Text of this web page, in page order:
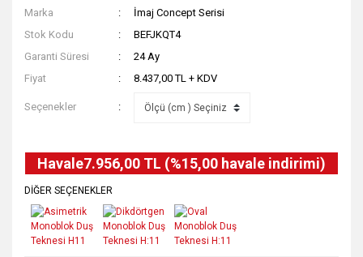
Marka
İmaj Concept Serisi
Stok Kodu
BEFJKQT4
Garanti Süresi
24 Ay
Fiyat
8.437,00 TL + KDV
Seçenekler
Havale7.956,00 TL (%15,00 havale indirimi)
DİĞER SEÇENEKLER